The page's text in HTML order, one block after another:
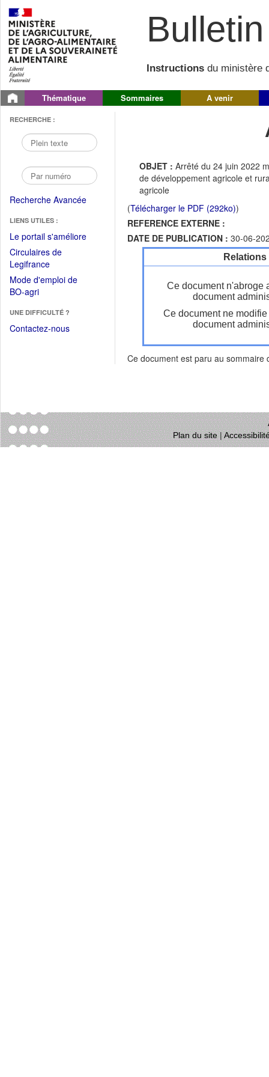
Instructions du ministère
Thématique Sommaires A venir
RECHERCHE :
Recherche Avancée
LIENS UTILES :
Le portail s'améliore(Fichier
Circulaires de
Legifrance(Ouvrir
dans
une
fenêtre)
Mode d'emploi de
BO-agri(Ouvrir
une
nouvelle
UNE DIFFICULTÉ ?
Contactez-nous
OBJET : Arrêté du 24 juin 2022
de développement agricole et
agricole
(Télécharger le PDF (292ko))
REFERENCE EXTERNE :
DATE DE PUBLICATION : 30-06-
Ce document n'abroge
document
Ce document ne
document
Ce document est paru au sommaire
Plan du site|